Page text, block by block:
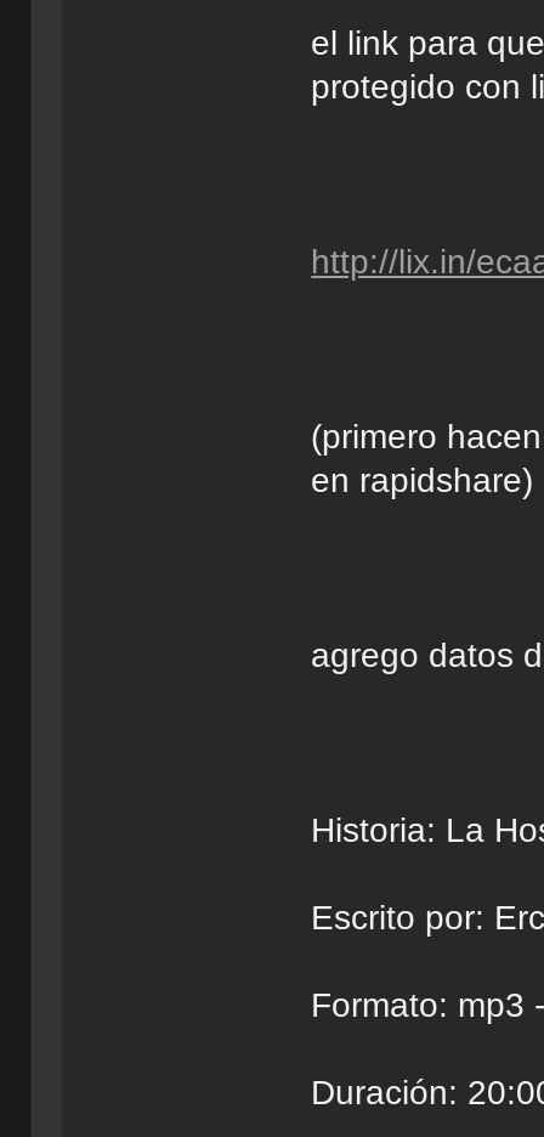
el link para
protegido con
http://lix.in/
(primero
en rapidshare)
agrego datos
Historia: La
Escrito por:
Formato: mp3
Duración: